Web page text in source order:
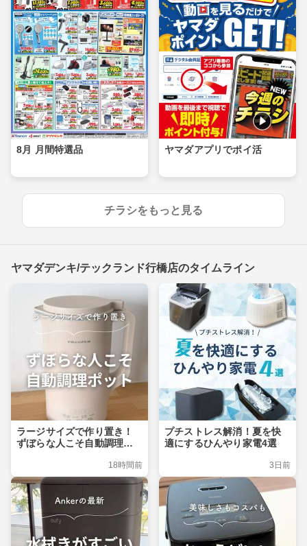
8月 月間特選品 ヤマダアプリでポイ活
チラシをもっと見る
ヤマダデンキ/テックランド行橋店のタイムライン
ラージサイズで作り置き！
ずぼらな人こそ自動調理ポ
18時間前
プチストレス解消！夏を快
適にするひんやり家電4選
3日前